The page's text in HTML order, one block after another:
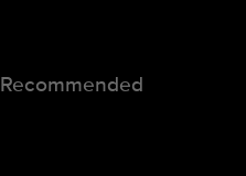
Recommended